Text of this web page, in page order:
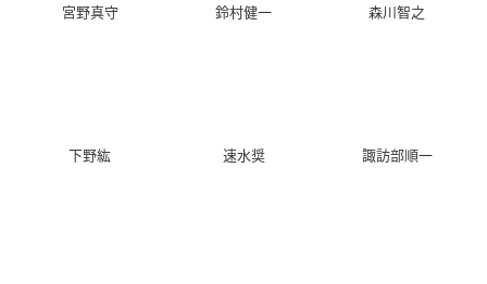
宮野真守 鈴村健一 森川智之
下野紘 速水奨 諏訪部順一